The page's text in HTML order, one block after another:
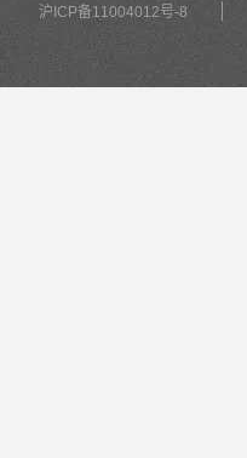
沪ICP备11004012号-8